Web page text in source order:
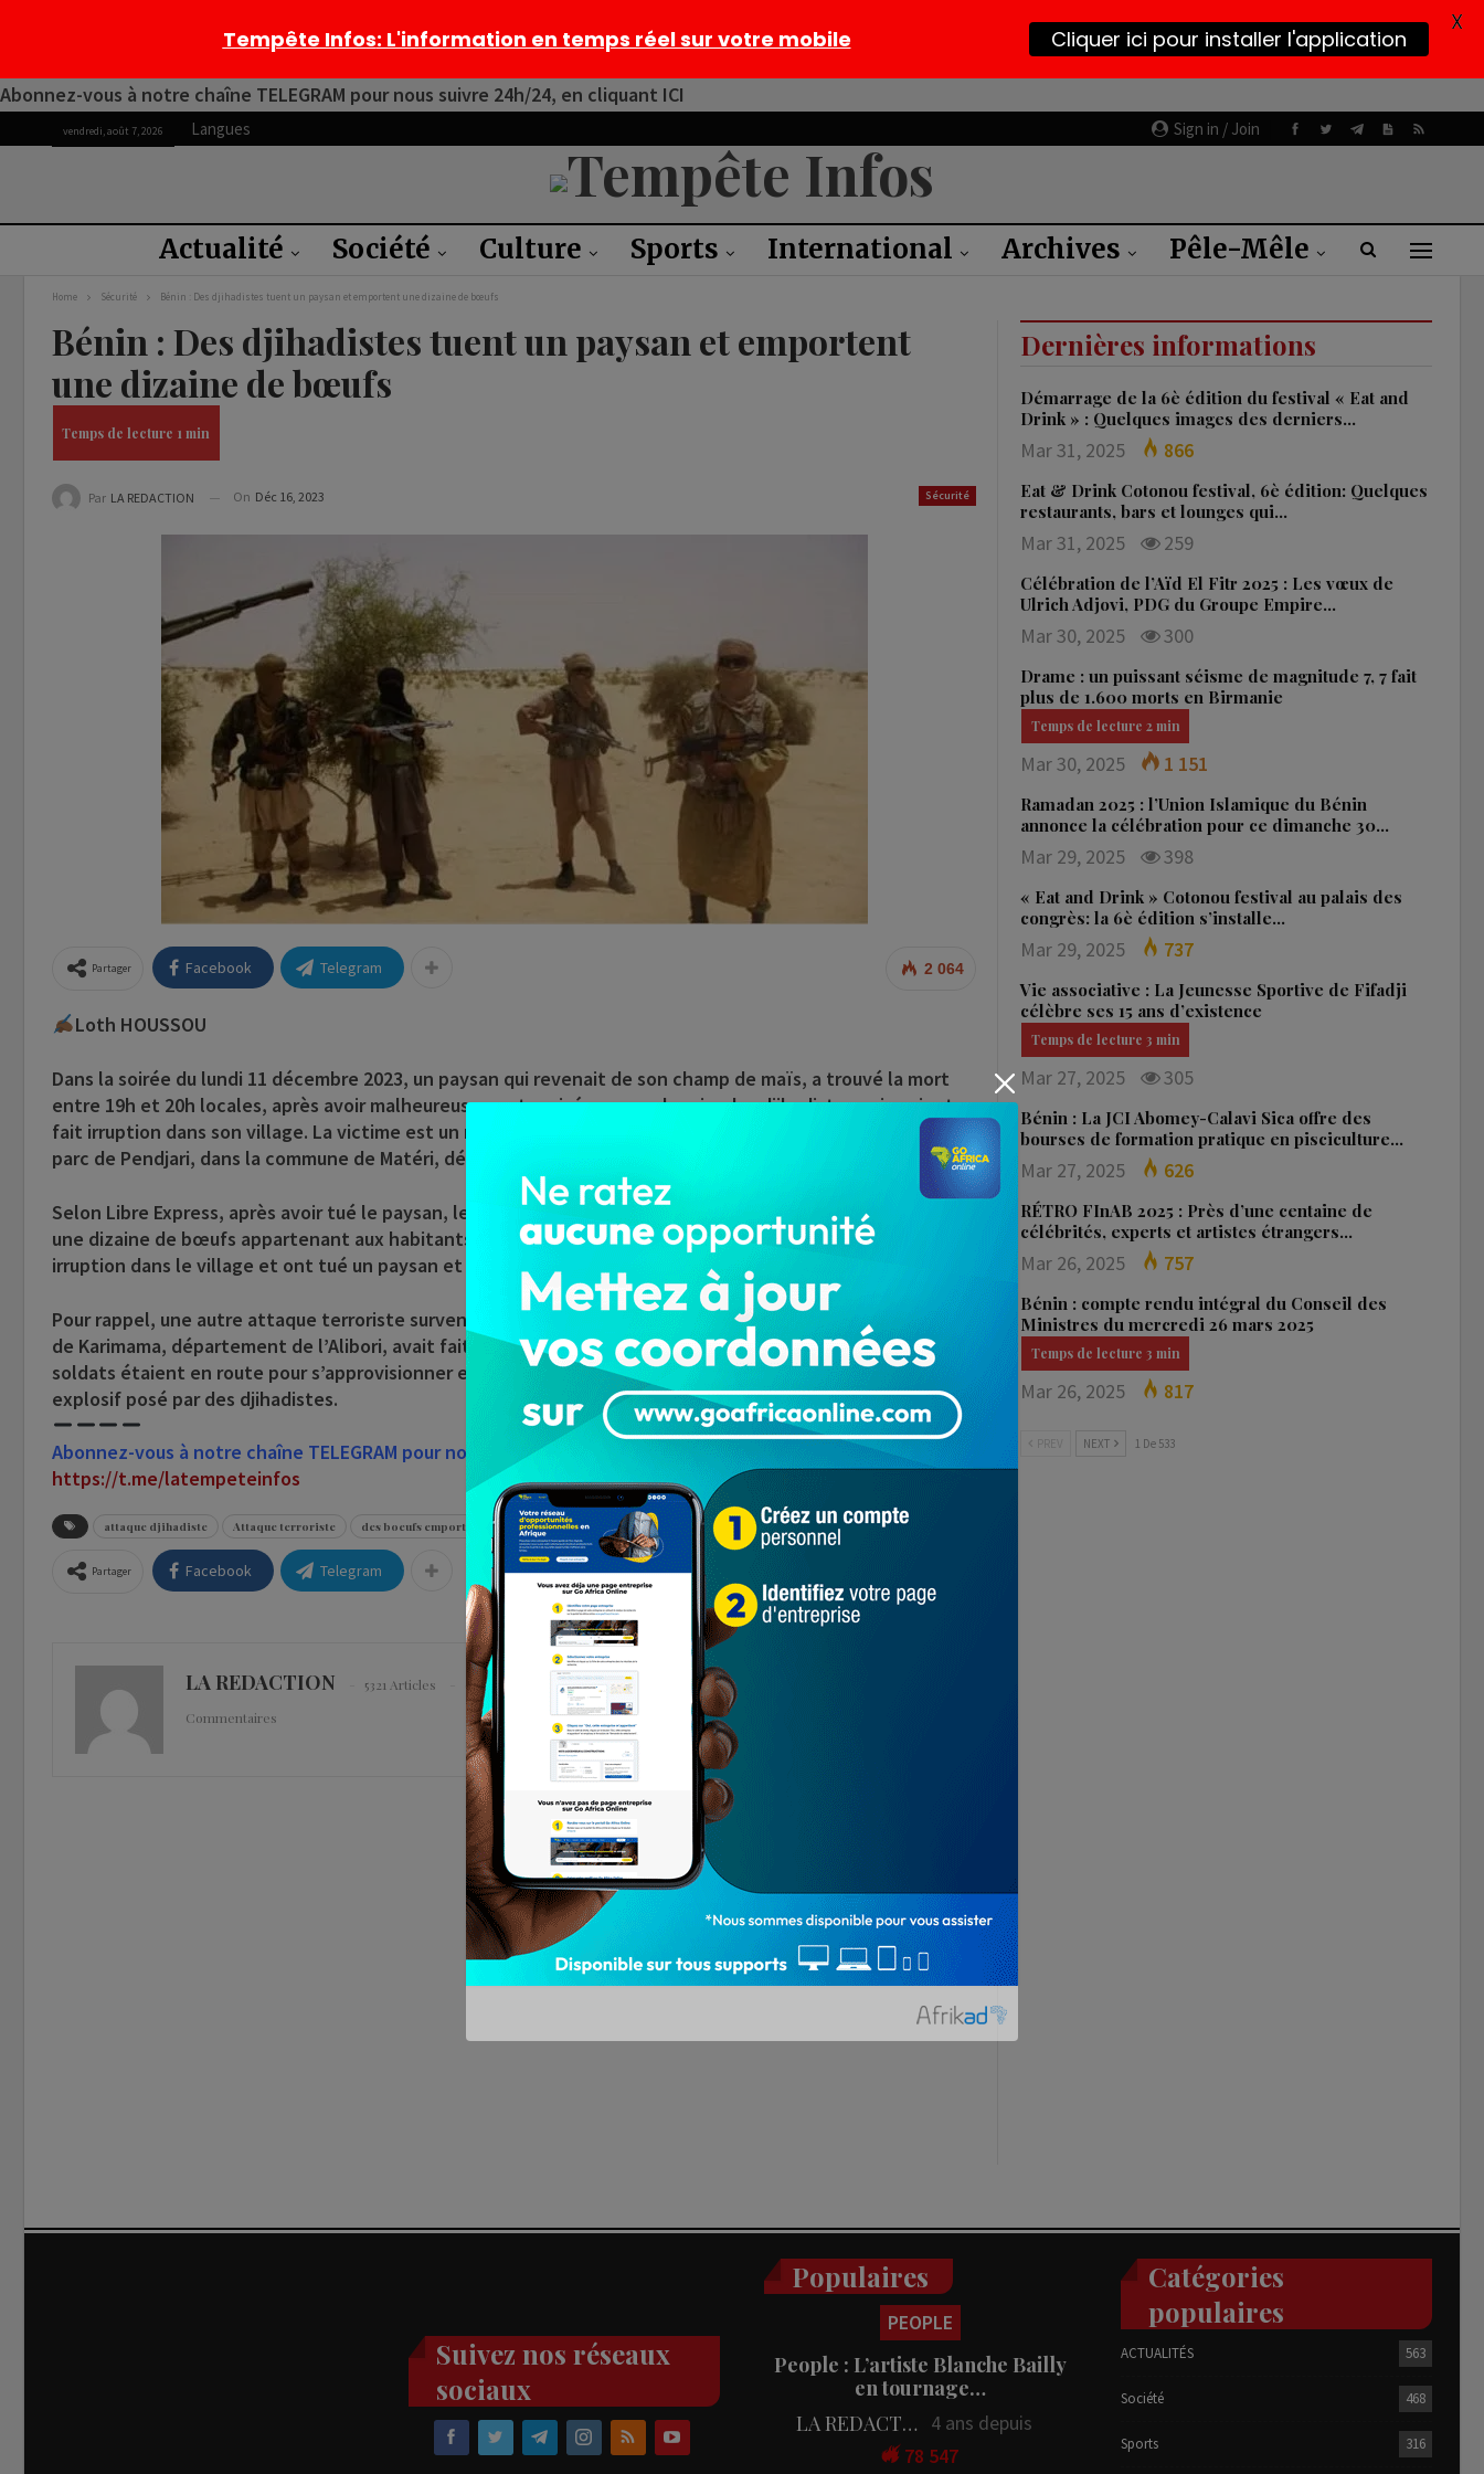
Abonnez-vous à notre chaîne TELEGRAM pour nous suivre 24h/24, en cliquant ICI
Sign in / Join
vendredi, août 7, 2026 Langues
Actualité Société Culture Sports International Archives Pêle-Mêle
Home Sécurité Bénin : Des djihadistes tuent un paysan et emportent une dizaine de bœufs
Bénin : Des djihadistes tuent un paysan et emportent
une dizaine de bœufs
Sécurité
Par LA REDACTION On Déc 16, 2023
2 064
Partager Facebook Telegram
Loth HOUSSOU
Dans la soirée du lundi 11 décembre 2023, un paysan qui revenait de son champ de maïs, a trouvé la mort
entre 19h et 20h locales, après avoir malheureusement croisé sur son chemin, des djihadistes qui avaient
fait irruption dans son village. La victime est un neveu du chef village de Wantéou, une localité proche du
parc de Pendjari, dans la commune de Matéri, département de l’Atacora.
Selon Libre Express, après avoir tué le paysan, les individus armés non identifiés ont également emporté
une dizaine de bœufs appartenant aux habitants de la localité. » Les présumés terroristes ont fait
irruption dans le village et ont tué un paysan et emporté une dizaine de bœufs », rapporte notre source.
Pour rappel, une autre attaque terroriste survenue mardi 12 décembre 2023 à Bakomaka, dans la commune
de Karimama, département de l’Alibori, avait fait deux morts dans le rang des militaires Béninois. Les
soldats étaient en route pour s’approvisionner en eau potable, quand leur véhicule avait sauté sur un engin
explosif posé par des djihadistes.
Abonnez-vous à notre chaîne TELEGRAM pour nous suivre 24h/24, en cliquant ici
https://t.me/latempeteinfos
attaque djihadiste Attaque terroriste des boeufs emportés parc pendjari paysan tué Wantéou
Partager Facebook Telegram
LA REDACTION 5321 Articles
0
Commentaires
Dernières informations
Démarrage de la 6è édition du festival « Eat and
Drink » : Quelques images des derniers…
Mar 31, 2025 866
Eat & Drink Cotonou festival, 6è édition: Quelques
restaurants, bars et lounges qui…
Mar 31, 2025 259
Célébration de l’Aïd El Fitr 2025 : Les vœux de
Ulrich Adjovi, PDG du Groupe Empire…
Mar 30, 2025 300
Drame : un puissant séisme de magnitude 7, 7 fait
plus de 1.600 morts en Birmanie
Mar 30, 2025 1 151
Ramadan 2025 : l’Union Islamique du Bénin
annonce la célébration pour ce dimanche 30…
Mar 29, 2025 398
« Eat and Drink » Cotonou festival au palais des
congrès: la 6è édition s’installe…
Mar 29, 2025 737
Vie associative : La Jeunesse Sportive de Fifadji
célèbre ses 15 ans d’existence
Mar 27, 2025 305
Bénin : La JCI Abomey-Calavi Sica offre des
bourses de formation pratique en pisciculture…
Mar 27, 2025 626
RÉTRO FInAB 2025 : Près d’une centaine de
célébrités, experts et artistes étrangers…
Mar 26, 2025 757
Bénin : compte rendu intégral du Conseil des
Ministres du mercredi 26 mars 2025
Mar 26, 2025 817
NEXT 1 De 533
Suivez nos réseaux
sociaux
Populaires
PEOPLE
People : L’artiste Blanche Bailly
en tournage…
LA REDACTION
4 ans depuis
78 547
Catégories
populaires
ACTUALITÉS 563
Société 468
Sports 316
Tempête Infos: L'information en temps réel sur votre mobile Cliquer ici pour installer l'application
X